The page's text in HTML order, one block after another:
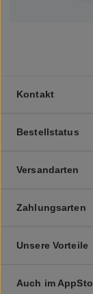
Kontakt
Bestellstatus
Versandarten
Zahlungsarten
Unsere Vorteile
Auch im